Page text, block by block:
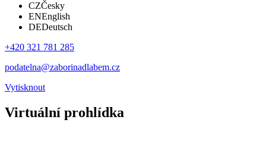
CZČesky
ENEnglish
DEDeutsch
+420 321 781 285
podatelna@zaborinadlabem.cz
Vytisknout
Virtuální prohlídka